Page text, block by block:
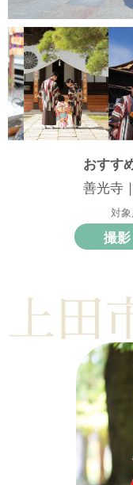
おすす
善光寺
対
撮
上田